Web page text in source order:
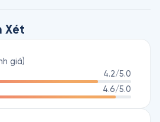
Tuy nhiên, cả hai vị giáo sư
mới là tác giả thực sự của tác
Xét
giá)
4.2/5.0
4.6/5.0